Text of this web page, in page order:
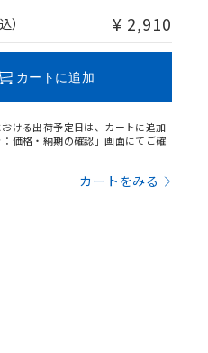
） ¥ 2,910
カートに追加
ける出荷予定日は、カートに追加
価格・納期の確認」画面にてご確
カートをみる